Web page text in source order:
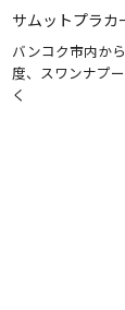
サムットプラカ
バンコク市内か
度、スワンナプ
く